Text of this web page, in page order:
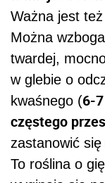
Ważna jest też
Można
twardej,
w glebie o
kwaśnego (6-
częstego
zastanowić
To roślina o